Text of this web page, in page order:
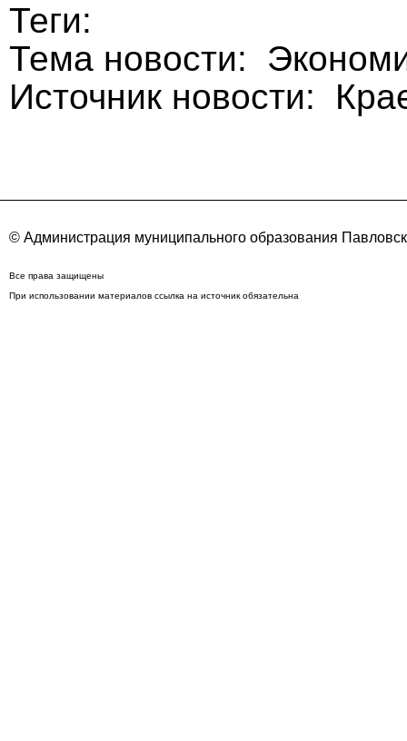
Теги:
Тема новости:
Источник новости:
© Администрация муниципального образования
Все права защищены
При использовании материалов ссылка на источник обязательна